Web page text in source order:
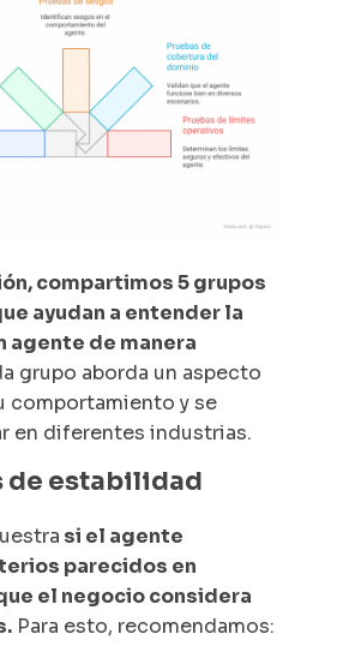
compartimos 5 grupos
ayudan a entender la
agente de manera
grupo aborda un aspecto
comportamiento y se
en diferentes industrias.
de estabilidad
si el agente
parecidos en
el negocio considera
Para esto, recomendamos: